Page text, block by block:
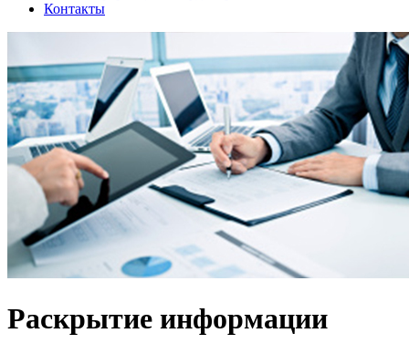
Контакты
Раскрытие информации